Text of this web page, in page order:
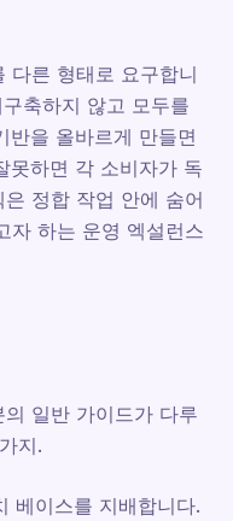
다른 형태로 요구합니
축하지 않고 모두를
반을 올바르게 만들면
못하면 각 소비자가 독
정합 작업 안에 숨어
자 하는 운영 엑설런스
일반 가이드가 다루
지.
이스를 지배합니다.